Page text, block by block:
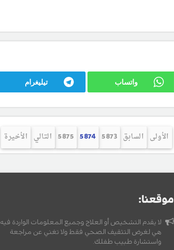
واتساب تيليغرام
الأولى السابق 5873
5874
5875 التالي الأخيرة
موقعنا:
لا يقدم التشخيص أو العلاج وجميع المعلومات الواردة فيه
هي لغرض التثقيف الصحي فقط ولا تغني عن مراجعة
واستشارة طبيب طفلك.